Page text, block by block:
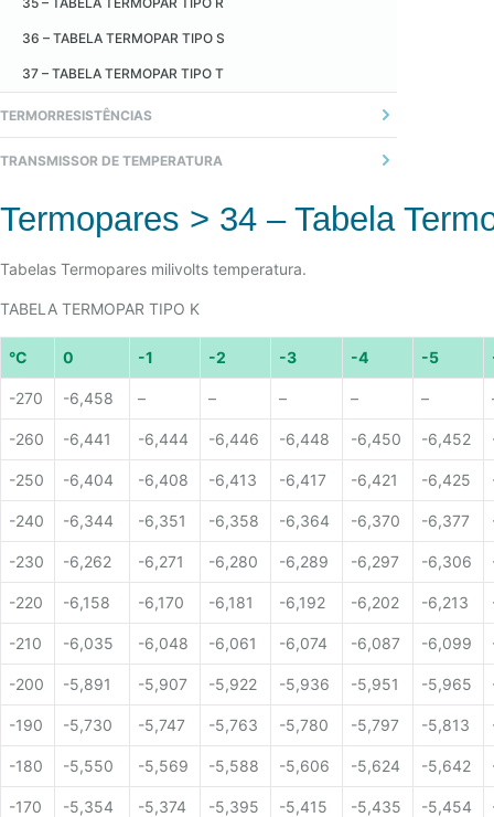
36 – TABELA TERMOPAR TIPO S
37 – TABELA TERMOPAR TIPO T
TERMORRESISTÊNCIAS
01 - INTRODUÇÃO
03 - PRINCÍPIO DE MEDIÇÃO
04 - MONTAGEM TÍPICA
07 - TERMORRESISTÊNCIA INDUSTRIAL
08 - AUTO AQUECIMENTO
09 - RESISTÊNCIA DE ISOLAÇÃO
10 - VANTAGENS EM RELAÇÃO AOS TERMOPARES
12 - TOLERÂNCIA
13 - TABELA DE CONVERSÃO RESISTÊNCIA X
TEMPERATURA
TRANSMISSOR DE TEMPERATURA
2 - TRANSMISSOR ANALÓGICO
3 - TRANSMISSOR DIGITAL (MICROPROCESSADO)
4 - COMUNICAÇÃO
Termopares > 34 – Tabela
Tabelas Termopares milivolts temperatura.
TABELA TERMOPAR TIPO K
°C 0 -1 -2 -3 -4 -5
-270 -6,458 – – – – –
-260 -6,441 -6,444 -6,446 -6,448 -6,450 -6,452
-250 -6,404 -6,408 -6,413 -6,417 -6,421 -6,425
-240 -6,344 -6,351 -6,358 -6,364 -6,370 -6,377
-230 -6,262 -6,271 -6,280 -6,289 -6,297 -6,306
-220 -6,158 -6,170 -6,181 -6,192 -6,202 -6,213
-210 -6,035 -6,048 -6,061 -6,074 -6,087 -6,099
-200 -5,891 -5,907 -5,922 -5,936 -5,951 -5,965
-190 -5,730 -5,747 -5,763 -5,780 -5,797 -5,813
-180 -5,550 -5,569 -5,588 -5,606 -5,624 -5,642
-170 -5,354 -5,374 -5,395 -5,415 -5,435 -5,454